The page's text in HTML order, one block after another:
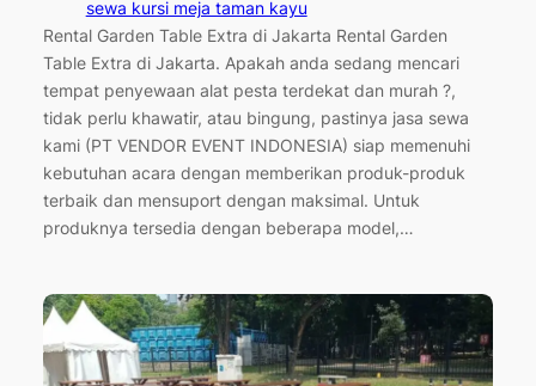
sewa kursi meja taman kayu
Rental Garden Table Extra di Jakarta Rental Garden
Table Extra di Jakarta. Apakah anda sedang mencari
tempat penyewaan alat pesta terdekat dan murah ?,
tidak perlu khawatir, atau bingung, pastinya jasa sewa
kami (PT VENDOR EVENT INDONESIA) siap memenuhi
kebutuhan acara dengan memberikan produk-produk
terbaik dan mensuport dengan maksimal. Untuk
produknya tersedia dengan beberapa model,…